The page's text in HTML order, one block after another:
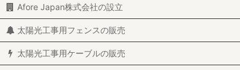
Afore Japan株式会社の設立
太陽光工事用フェンスの販売
太陽光工事用ケーブルの販売